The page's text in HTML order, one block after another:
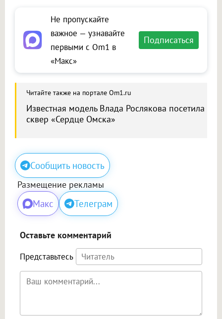
Не пропускайте
важное — узнавайте
первыми с Om1 в
«Макс»
Подписаться
Читайте также на портале Om1.ru
Известная модель Влада Рослякова посетила
сквер «Сердце Омска»
Сообщить новость
Размещение рекламы
Макс Телеграм
Оставьте комментарий
Представьтесь